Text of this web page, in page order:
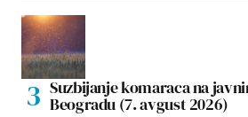
Suzbijanje komaraca na
Beogradu (7. avgust 2026)